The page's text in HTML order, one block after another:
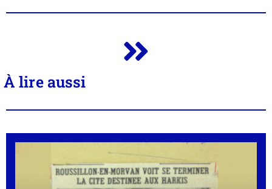
À lire aussi